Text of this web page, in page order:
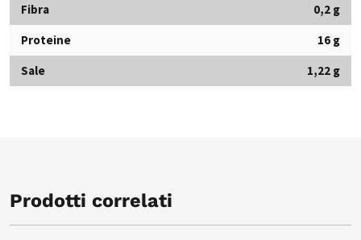
Fibra
0,2 g
Proteine
16 g
Sale
1,22 g
Prodotti correlati